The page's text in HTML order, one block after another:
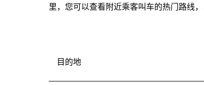
里，您可以查看附近乘客叫车的热门路线
目的地